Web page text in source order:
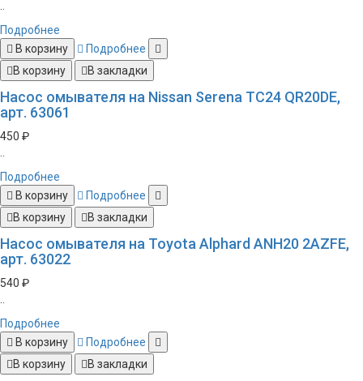
Подробнее
В корзину
Подробнее
В корзину
В закладки
Насос омывателя на Nissan Serena TC24 QR20DE,
арт. 63061
450 ₽
Подробнее
В корзину
Подробнее
В корзину
В закладки
Насос омывателя на Toyota Alphard ANH20 2AZFE,
арт. 63022
540 ₽
Подробнее
В корзину
Подробнее
В корзину
В закладки